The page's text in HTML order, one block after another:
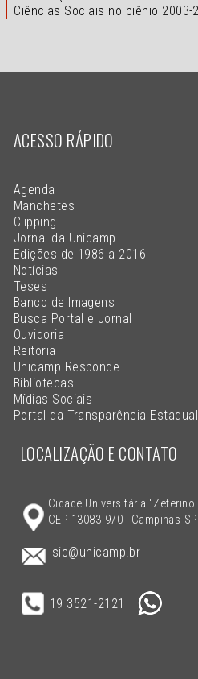
Ciências Sociais no biênio 2003-
ACESSO RÁPIDO
Agenda
Manchetes
Clipping
Jornal da Unicamp
Edições de 1986 a 2016
Notícias
Teses
Banco de Imagens
Busca Portal e Jornal
Ouvidoria
Reitoria
Unicamp Responde
Bibliotecas
Mídias Sociais
Portal da Transparência Estadual
LOCALIZAÇÃO E CONTATO
Cidade Universitária "Zeferino
CEP 13083-970 | Campinas-SP
sic@unicamp.br
19 3521-2121